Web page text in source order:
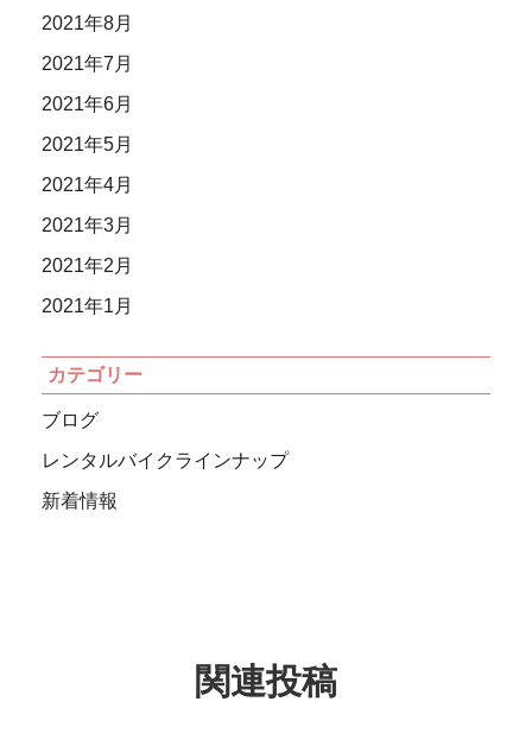
2021年8月
2021年7月
2021年6月
2021年5月
2021年4月
2021年3月
2021年2月
2021年1月
カテゴリー
ブログ
レンタルバイクラインナップ
新着情報
関連投稿